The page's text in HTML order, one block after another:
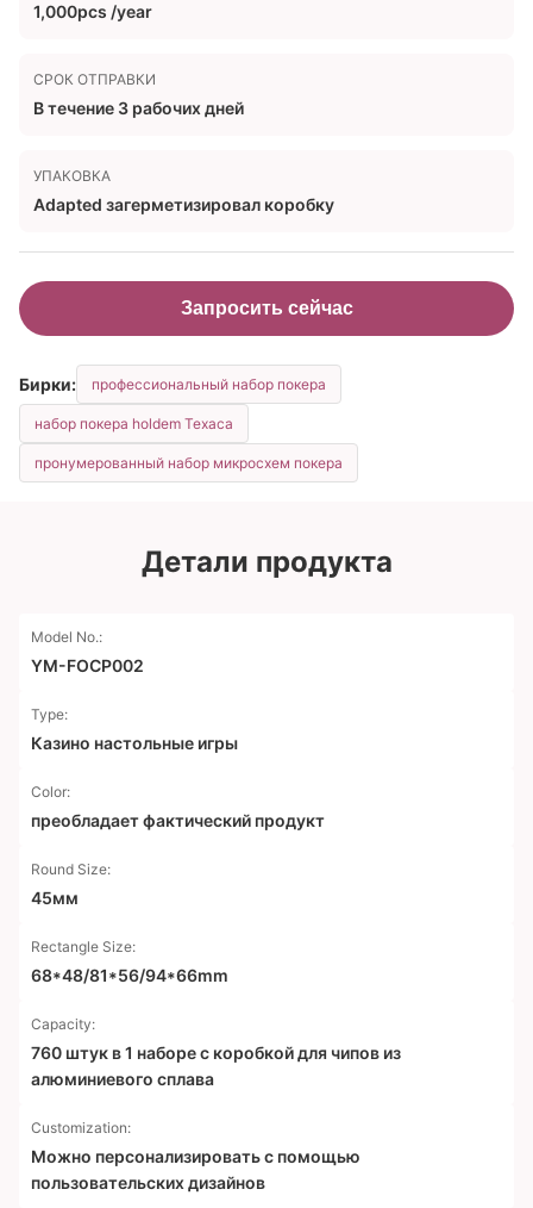
1,000pcs /year
СРОК ОТПРАВКИ
В течение 3 рабочих дней
УПАКОВКА
Adapted загерметизировал коробку
Запросить сейчас
Бирки: профессиональный набор покера
набор покера holdem Техаса
пронумерованный набор микросхем покера
Детали продукта
Model No.:
YM-FOCP002
Type:
Казино настольные игры
Color:
преобладает фактический продукт
Round Size:
45мм
Rectangle Size:
68*48/81*56/94*66mm
Capacity:
760 штук в 1 наборе с коробкой для чипов из
алюминиевого сплава
Customization:
Можно персонализировать с помощью
пользовательских дизайнов